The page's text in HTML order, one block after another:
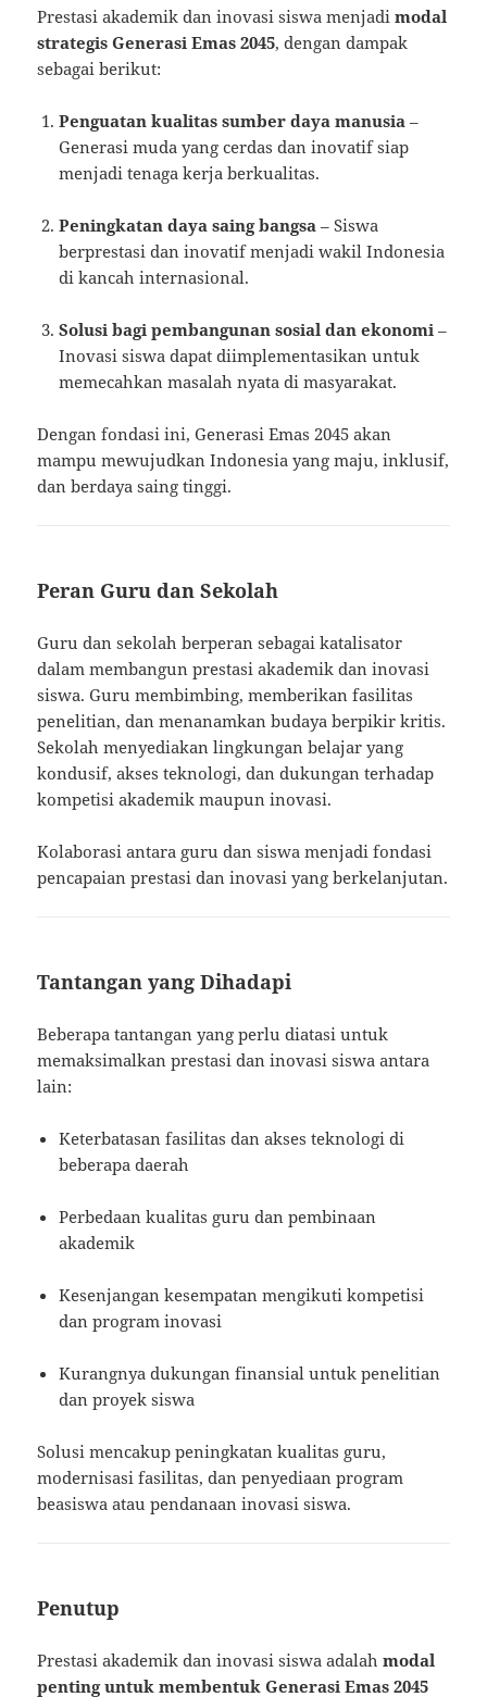
Prestasi akademik dan inovasi siswa menjadimodal
strategis Generasi Emas 2045, dengan dampak
sebagai berikut:
Penguatan kualitas sumber daya manusia –
Generasi muda yang cerdas dan inovatif siap
menjadi tenaga kerja berkualitas.
Peningkatan daya saing bangsa – Siswa
berprestasi dan inovatif menjadi wakil Indonesia
di kancah internasional.
Solusi bagi pembangunan sosial dan ekonomi –
Inovasi siswa dapat diimplementasikan untuk
memecahkan masalah nyata di masyarakat.
Dengan fondasi ini, Generasi Emas 2045 akan
mampu mewujudkan Indonesia yang maju, inklusif,
dan berdaya saing tinggi.
Peran Guru dan Sekolah
Guru dan sekolah berperan sebagai katalisator
dalam membangun prestasi akademik dan inovasi
siswa. Guru membimbing, memberikan fasilitas
penelitian, dan menanamkan budaya berpikir kritis.
Sekolah menyediakan lingkungan belajar yang
kondusif, akses teknologi, dan dukungan terhadap
kompetisi akademik maupun inovasi.
Kolaborasi antara guru dan siswa menjadi fondasi
pencapaian prestasi dan inovasi yang berkelanjutan.
Tantangan yang Dihadapi
Beberapa tantangan yang perlu diatasi untuk
memaksimalkan prestasi dan inovasi siswa antara
lain:
Keterbatasan fasilitas dan akses teknologi di
beberapa daerah
Perbedaan kualitas guru dan pembinaan
akademik
Kesenjangan kesempatan mengikuti kompetisi
dan program inovasi
Kurangnya dukungan finansial untuk penelitian
dan proyek siswa
Solusi mencakup peningkatan kualitas guru,
modernisasi fasilitas, dan penyediaan program
beasiswa atau pendanaan inovasi siswa.
Penutup
Prestasi akademik dan inovasi siswa adalahmodal
penting untuk membentuk Generasi Emas 2045